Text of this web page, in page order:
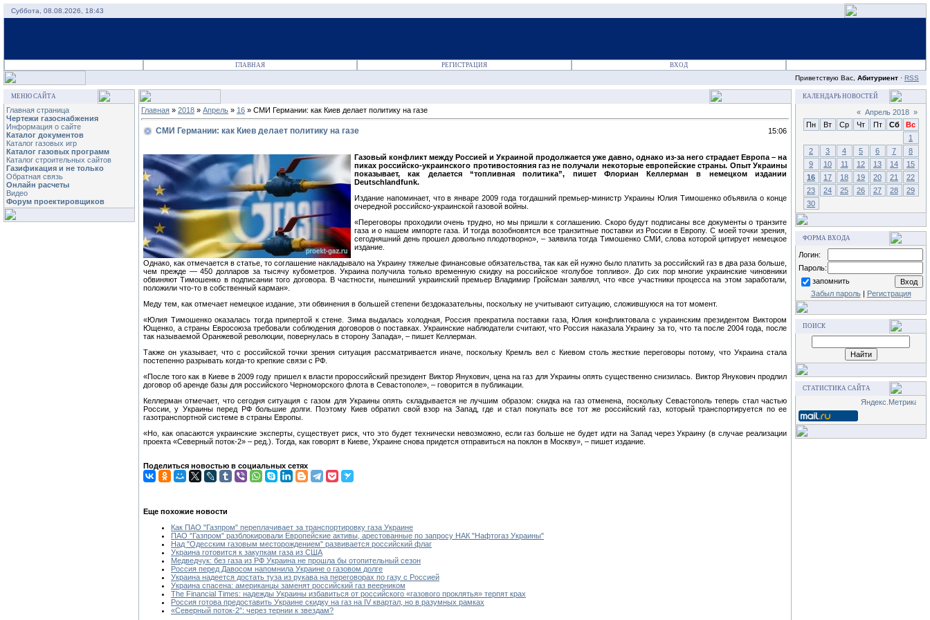
Суббота, 08.08.2026, 18:43
ГЛАВНАЯ РЕГИСТРАЦИЯ ВХОД
Приветствую Вас, Абитуриент · RSS
МЕНЮ САЙТА
Главная страница
Чертежи газоснабжения
Информация о сайте
Каталог документов
Каталог газовых игр
Каталог газовых программ
Каталог строительных сайтов
Газификация и не только
Обратная связь
Онлайн расчеты
Видео
Форум проектировщиков
Главная » 2018 » Апрель » 16 » СМИ Германии: как Киев делает политику на газе
СМИ Германии: как Киев делает политику на газе 15:06
Газовый конфликт между Россией и Украиной продолжается уже давно, однако из-за него страдает Европа – на
пиках российско-украинского противостояния газ не получали некоторые европейские страны. Опыт Украины
показывает, как делается “топливная политика”, пишет Флориан Келлерман в немецком издании
Deutschlandfunk.
Издание напоминает, что в январе 2009 года тогдашний премьер-министр Украины Юлия Тимошенко объявила о конце
очередной российско-украинской газовой войны.
«Переговоры проходили очень трудно, но мы пришли к соглашению. Скоро будут подписаны все документы о транзите
газа и о нашем импорте газа. И тогда возобновятся все транзитные поставки из России в Европу. С моей точки зрения,
сегодняшний день прошел довольно плодотворно», – заявила тогда Тимошенко СМИ, слова которой цитирует немецкое
издание.
Однако, как отмечается в статье, то соглашение накладывало на Украину тяжелые финансовые обязательства, так как ей нужно было платить за российский газ в два раза больше,
чем прежде — 450 долларов за тысячу кубометров. Украина получила только временную скидку на российское «голубое топливо». До сих пор многие украинские чиновники
обвиняют Тимошенко в подписании того договора. В частности, нынешний украинский премьер Владимир Гройсман заявлял, что «все участники процесса на этом заработали,
положили что-то в собственный карман».
Меду тем, как отмечает немецкое издание, эти обвинения в большей степени бездоказательны, поскольку не учитывают ситуацию, сложившуюся на тот момент.
«Юлия Тимошенко оказалась тогда припертой к стене. Зима выдалась холодная, Россия прекратила поставки газа, Юлия конфликтовала с украинским президентом Виктором
Ющенко, а страны Евросоюза требовали соблюдения договоров о поставках. Украинские наблюдатели считают, что Россия наказала Украину за то, что та после 2004 года, после
так называемой Оранжевой революции, повернулась в сторону Запада», – пишет Келлерман.
Также он указывает, что с российской точки зрения ситуация рассматривается иначе, поскольку Кремль вел с Киевом столь жесткие переговоры потому, что Украина стала
постепенно разрывать когда-то крепкие связи с РФ.
«После того как в Киеве в 2009 году пришел к власти пророссийский президент Виктор Янукович, цена на газ для Украины опять существенно снизилась. Виктор Янукович продлил
договор об аренде базы для российского Черноморского флота в Севастополе», – говорится в публикации.
Келлерман отмечает, что сегодня ситуация с газом для Украины опять складывается не лучшим образом: скидка на газ отменена, поскольку Севастополь теперь стал частью
России, у Украины перед РФ большие долги. Поэтому Киев обратил свой взор на Запад, где и стал покупать все тот же российский газ, который транспортируется по ее
газотранспортной системе в страны Европы.
«Но, как опасаются украинские эксперты, существует риск, что это будет технически невозможно, если газ больше не будет идти на Запад через Украину (в случае реализации
проекта «Северный поток-2» – ред.). Тогда, как говорят в Киеве, Украине снова придется отправиться на поклон в Москву», – пишет издание.
Поделиться новостью в социальных сетях
Еще похожие новости
Как ПАО "Газпром" переплачивает за транспортировку газа Украине
ПАО "Газпром" разблокировали Европейские активы, арестованные по запросу НАК "Нафтогаз Украины"
Над "Одесским газовым месторождением" развивается российский флаг
Украина готовится к закупкам газа из США
Медведчук: без газа из РФ Украина не прошла бы отопительный сезон
Россия перед Давосом напомнила Украине о газовом долге
Украина надеется достать туза из рукава на переговорах по газу с Россией
Украина спасена: американцы заменят российский газ веерником
The Financial Times: надежды Украины избавиться от российского «газового проклятья» терпят крах
Россия готова предоставить Украине скидку на газ на IV квартал, но в разумных рамках
«Северный поток-2″: через тернии к звездам?
КАЛЕНДАРЬ НОВОСТЕЙ
« Апрель 2018 »
Пн
Вт Ср Чт Пт Сб
Вс
1
2
3 4 5 6 7
8
9
10 11 12 13 14
15
16
17 18 19 20 21
22
23
24 25 26 27 28
29
30
ФОРМА ВХОДА
Логин:
Пароль:
запомнить
Забыл пароль| Регистрация
ПОИСК
СТАТИСТИКА САЙТА